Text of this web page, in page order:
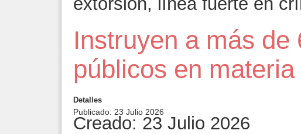
Instruyen a más
públicos en
Detalles
Publicado: 23 Julio 2026
Creado: 23 Julio 2026